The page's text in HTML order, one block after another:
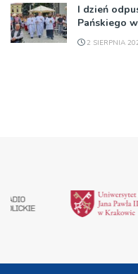
I dzień
Pańskiego
2 SIERPNIA